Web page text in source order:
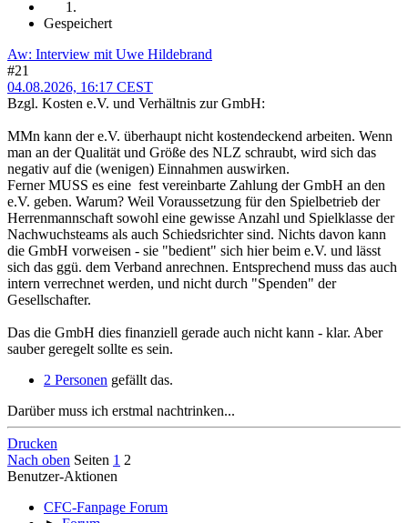
Gespeichert
Aw: Interview mit Uwe Hildebrand
#21
04.08.2026, 16:17 CEST
Bzgl. Kosten e.V. und Verhältnis zur GmbH:
MMn kann der e.V. überhaupt nicht kostendeckend arbeiten. Wenn
man an der Qualität und Größe des NLZ schraubt, wird sich das
negativ auf die (wenigen) Einnahmen auswirken.
Ferner MUSS es eine fest vereinbarte Zahlung der GmbH an den
e.V. geben. Warum? Weil Voraussetzung für den Spielbetrieb der
Herrenmannschaft sowohl eine gewisse Anzahl und Spielklasse der
Nachwuchsteams als auch Schiedsrichter sind. Nichts davon kann
die GmbH vorweisen - sie "bedient" sich hier beim e.V. und lässt
sich das ggü. dem Verband anrechnen. Entsprechend muss das auch
intern verrechnet werden, und nicht durch "Spenden" der
Gesellschafter.
Das die GmbH dies finanziell gerade auch nicht kann - klar. Aber
sauber geregelt sollte es sein.
2 Personen gefällt das.
Darüber muss ich erstmal nachtrinken...
Drucken
Nach oben Seiten 1 2
Benutzer-Aktionen
CFC-Fanpage Forum